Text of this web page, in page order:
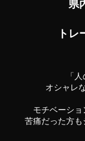
県
トレ
「
オシャレ
モチベーシ
苦痛だった方も